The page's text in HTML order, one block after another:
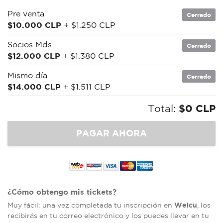
Pre venta
$10.000 CLP + $1.250 CLP
Cerrado
Socios Mds
$12.000 CLP + $1.380 CLP
Cerrado
Mismo día
$14.000 CLP + $1.511 CLP
Cerrado
Total: $0 CLP
¿Cómo obtengo mis tickets?
Muy fácil: una vez completada tu inscripción en Welcu , los
recibirás en tu correo electrónico y los puedes llevar en tu